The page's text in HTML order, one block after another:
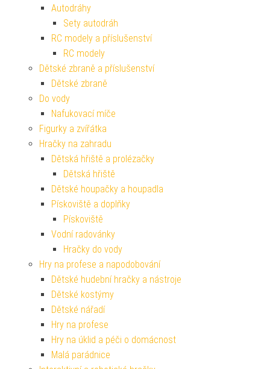
Autodráhy
Sety autodráh
RC modely a příslušenství
RC modely
Dětské zbraně a příslušenství
Dětské zbraně
Do vody
Nafukovací míče
Figurky a zvířátka
Hračky na zahradu
Dětská hřiště a prolézačky
Dětská hřiště
Dětské houpačky a houpadla
Pískoviště a doplňky
Pískoviště
Vodní radovánky
Hračky do vody
Hry na profese a napodobování
Dětské hudební hračky a nástroje
Dětské kostýmy
Dětské nářadí
Hry na profese
Hry na úklid a péči o domácnost
Malá parádnice